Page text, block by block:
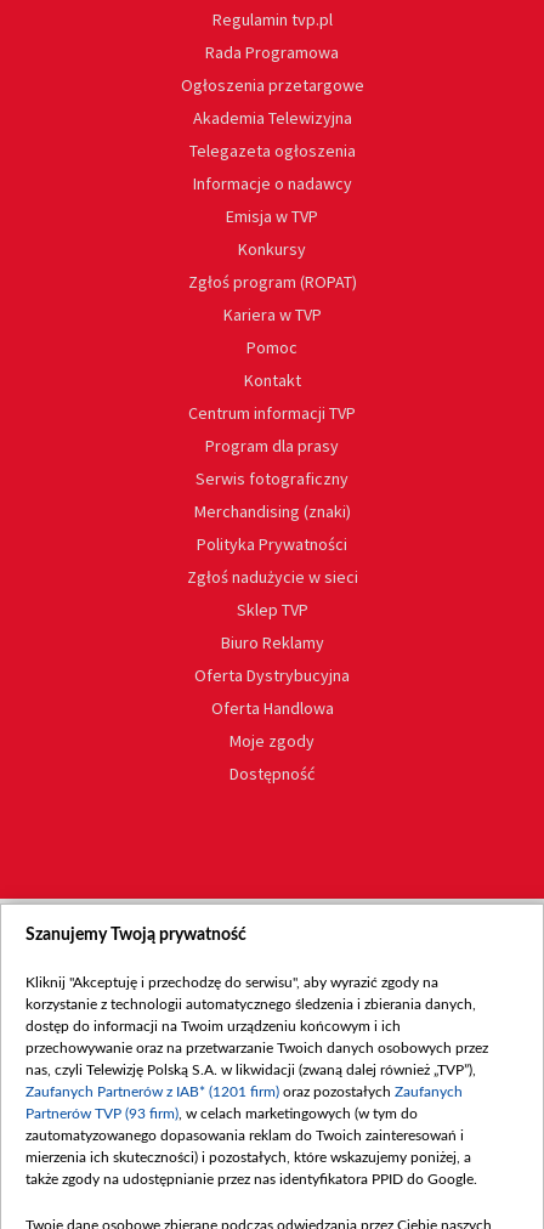
Regulamin tvp.pl
Rada Programowa
Ogłoszenia przetargowe
Akademia Telewizyjna
Telegazeta ogłoszenia
Informacje o nadawcy
Emisja w TVP
Konkursy
Zgłoś program (ROPAT)
Kariera w TVP
Pomoc
Kontakt
Centrum informacji TVP
Program dla prasy
Serwis fotograficzny
Merchandising (znaki)
Polityka Prywatności
Zgłoś nadużycie w sieci
Sklep TVP
Biuro Reklamy
Oferta Dystrybucyjna
Oferta Handlowa
Moje zgody
Dostępność
Szanujemy Twoją prywatność
Kliknij "Akceptuję i przechodzę do serwisu", aby wyrazić zgody na
korzystanie z technologii automatycznego śledzenia i zbierania danych,
dostęp do informacji na Twoim urządzeniu końcowym i ich
przechowywanie oraz na przetwarzanie Twoich danych osobowych przez
nas, czyli Telewizję Polską S.A. w likwidacji (zwaną dalej również „TVP”),
Zaufanych Partnerów z IAB* (1201 firm) oraz pozostałych Zaufanych
Partnerów TVP (93 firm) , w celach marketingowych (w tym do
zautomatyzowanego dopasowania reklam do Twoich zainteresowań i
mierzenia ich skuteczności) i pozostałych, które wskazujemy poniżej, a
także zgody na udostępnianie przez nas identyfikatora PPID do Google.
Twoje dane osobowe zbierane podczas odwiedzania przez Ciebie naszych